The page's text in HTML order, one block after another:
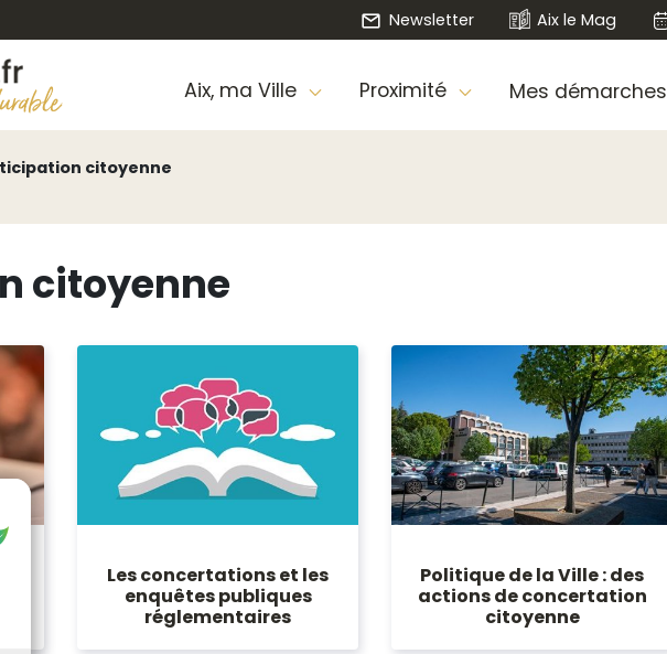
Newsletter Aix le Mag
Aix, ma Ville Proximité Mes démarches
citoyenne
citoyenne
Les concertations et les
enquêtes publiques
réglementaires
Politique de la Ville : des
actions de concertation
citoyenne